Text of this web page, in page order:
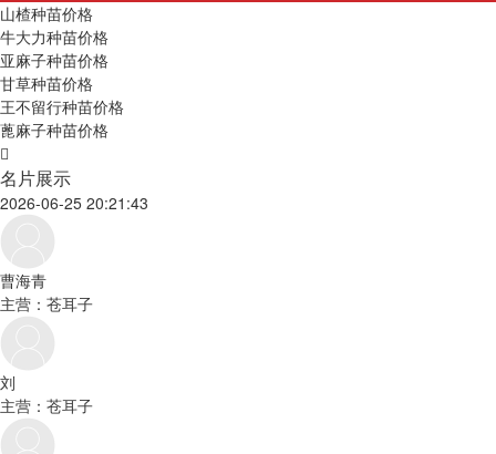
山楂种苗价格
牛大力种苗价格
亚麻子种苗价格
甘草种苗价格
王不留行种苗价格
蓖麻子种苗价格
名片展示
2026-06-25 20:21:43
曹海青
主营：苍耳子
刘
主营：苍耳子